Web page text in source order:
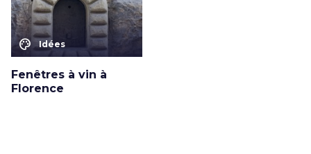
color_lens Idées
Fenêtres à vin à
Florence